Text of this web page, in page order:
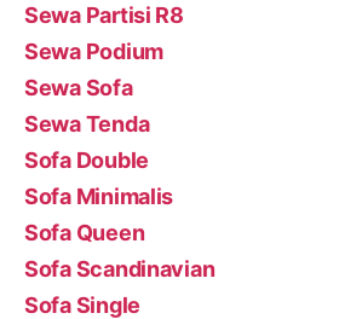
Sewa Partisi R8
Sewa Podium
Sewa Sofa
Sewa Tenda
Sofa Double
Sofa Minimalis
Sofa Queen
Sofa Scandinavian
Sofa Single